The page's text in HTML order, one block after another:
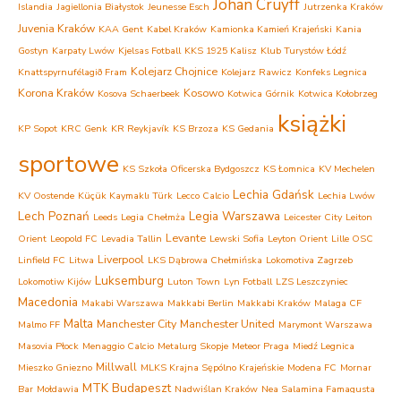
Islandia Jagiellonia Białystok Jeunesse Esch Johan Cruyff Jutrzenka Kraków
Juvenia Kraków KAA Gent Kabel Kraków Kamionka Kamień Krajeński Kania
Gostyn Karpaty Lwów Kjelsas Fotball KKS 1925 Kalisz Klub Turystów Łódź
Knattspyrnufélagið Fram Kolejarz Chojnice Kolejarz Rawicz Konfeks Legnica
Korona Kraków Kosova Schaerbeek Kosowo Kotwica Górnik Kotwica Kołobrzeg
KP Sopot KRC Genk KR Reykjavík KS Brzoza KS Gedania książki
sportowe KS Szkoła Oficerska Bydgoszcz KS Łomnica KV Mechelen
KV Oostende Küçük Kaymaklı Türk Lecco Calcio Lechia Gdańsk Lechia Lwów
Lech Poznań Leeds Legia Chełmża Legia Warszawa Leicester City Leiton
Orient Leopold FC Levadia Tallin Levante Lewski Sofia Leyton Orient Lille OSC
Linfield FC Litwa Liverpool LKS Dąbrowa Chełmińska Lokomotiva Zagrzeb
Lokomotiw Kijów Luksemburg Luton Town Lyn Fotball LZS Leszczyniec
Macedonia Makabi Warszawa Makkabi Berlin Makkabi Kraków Malaga CF
Malmo FF Malta Manchester City Manchester United Marymont Warszawa
Masovia Płock Menaggio Calcio Metalurg Skopje Meteor Praga Miedź Legnica
Mieszko Gniezno Millwall MLKS Krajna Sępólno Krajeńskie Modena FC Mornar
Bar Mołdawia MTK Budapeszt Nadwiślan Kraków Nea Salamina Famagusta